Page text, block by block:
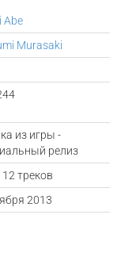
Abe
Murasaki
из игры -
релиз
12 треков
2013